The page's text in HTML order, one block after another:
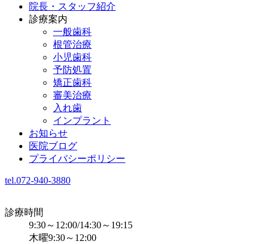
院長・スタッフ紹介
診療案内
一般歯科
根管治療
小児歯科
予防処置
矯正歯科
審美治療
入れ歯
インプラント
お知らせ
医院ブログ
プライバシーポリシー
tel.072-940-3880
診療時間
9:30～12:00/14:30～19:15
木曜9:30～12:00